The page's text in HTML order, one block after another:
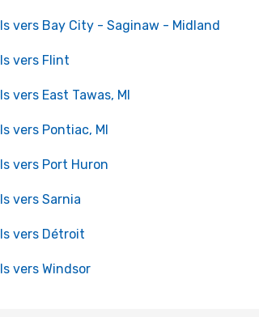
vers Bay City - Saginaw - Midland
vers Flint
vers East Tawas, MI
vers Pontiac, MI
vers Port Huron
vers Sarnia
vers Détroit
vers Windsor